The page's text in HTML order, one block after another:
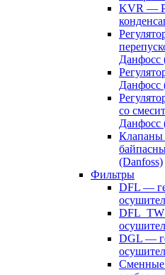
KVR —
Данфосс
Данфосс
со
Данфосс
Клапаны
(Danfoss)
Фильтры
DFL —
DGL —
Сменные